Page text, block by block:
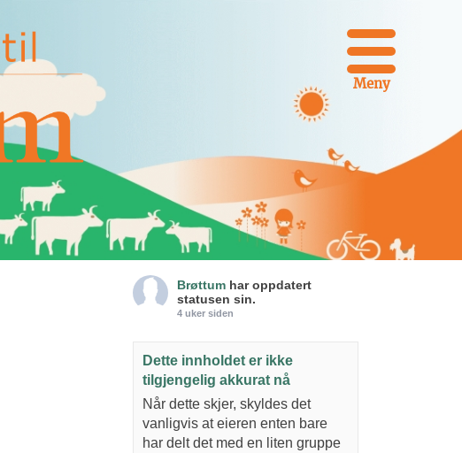
Meny
Brøttum har oppdatert
statusen sin.
4 uker siden
Dette innholdet er ikke
tilgjengelig akkurat nå
Når dette skjer, skyldes det
vanligvis at eieren enten bare
har delt det med en liten gruppe